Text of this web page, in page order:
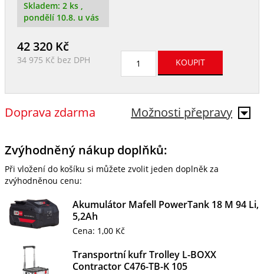
Skladem: 2 ks ,
pondělí 10.8. u vás
42 320Kč
34 975 Kč bez DPH
Možnosti přepravy
Doprava zdarma
Zvýhodněný nákup doplňků:
Při vložení do košíku si můžete zvolit jeden doplněk za
zvýhodněnou cenu:
Akumulátor Mafell PowerTank 18 M 94 Li,
5,2Ah
Cena: 1,00 Kč
Transportní kufr Trolley L-BOXX
Contractor C476-TB-K 105